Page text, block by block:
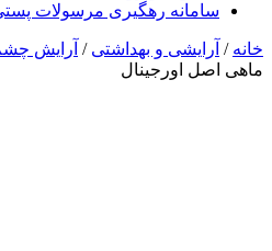
سامانه رهگیری مرسولات
خانه / آرایشی و بهداشتی / آرایش
ماهی اصل اورجینال